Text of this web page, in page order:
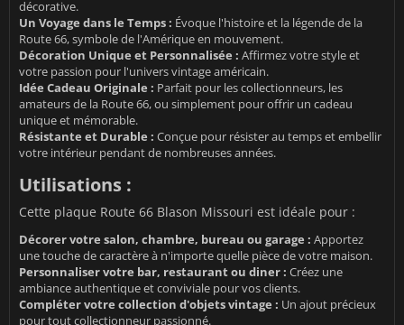
décorative.
Un Voyage dans le Temps : Évoque l'histoire et la légende de la
Route 66, symbole de l'Amérique en mouvement.
Décoration Unique et Personnalisée : Affirmez votre style et
votre passion pour l'univers vintage américain.
Idée Cadeau Originale : Parfait pour les collectionneurs, les
amateurs de la Route 66, ou simplement pour offrir un cadeau
unique et mémorable.
Résistante et Durable : Conçue pour résister au temps et embellir
votre intérieur pendant de nombreuses années.
Utilisations :
Cette plaque Route 66 Blason Missouri est idéale pour :
Décorer votre salon, chambre, bureau ou garage : Apportez
une touche de caractère à n'importe quelle pièce de votre maison.
Personnaliser votre bar, restaurant ou diner : Créez une
ambiance authentique et conviviale pour vos clients.
Compléter votre collection d'objets vintage : Un ajout précieux
pour tout collectionneur passionné.